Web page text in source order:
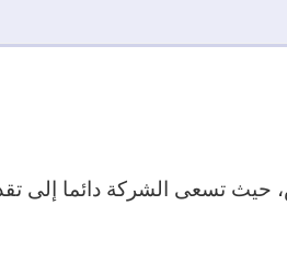
تسعى الشركة دائما إلى